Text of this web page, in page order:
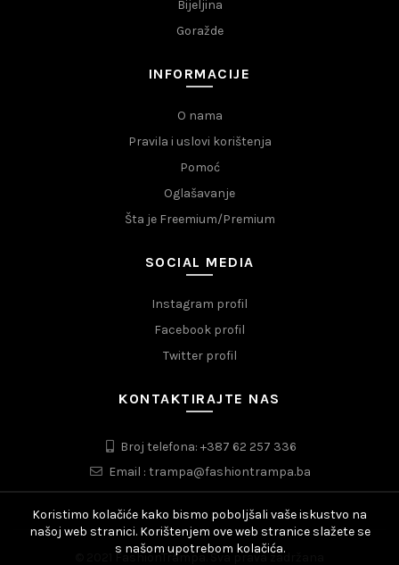
Bijeljina
Goražde
INFORMACIJE
O nama
Pravila i uslovi korištenja
Pomoć
Oglašavanje
Šta je Freemium/Premium
SOCIAL MEDIA
Instagram profil
Facebook profil
Twitter profil
KONTAKTIRAJTE NAS
Broj telefona: +387 62 257 336
Email : trampa@fashiontrampa.ba
© 2021 FashionTrampa. Sva prava zadržana
Koristimo kolačiće kako bismo poboljšali vaše iskustvo na
našoj web stranici. Korištenjem ove web stranice slažete se
s našom upotrebom kolačića.